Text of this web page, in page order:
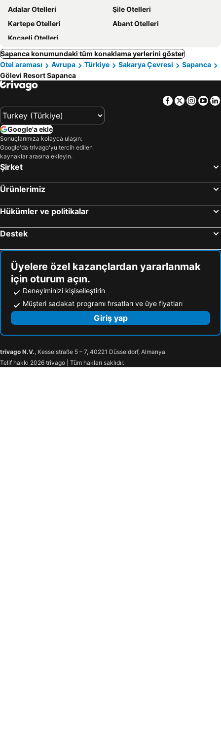
Adalar Otelleri
Şile Otelleri
Kartepe Otelleri
Abant Otelleri
Kocaeli Otelleri
Sapanca konumundaki tüm konaklama yerlerini göster
Otel araması
Avrupa Türkiye Sakarya Çevresi
Sapanca
Gölevi Resort Sapanca
Facebook
Twitter
Google'a ekle
Sonuçlarımıza kolayca ulaşın:
Google'da trivago'yu tercih edilen
kaynaklar arasına ekleyin.
Şirket
Ürünlerimiz
Hükümler ve politikalar
Destek
Üyelere özel kazançlardan yararlanmak
için oturum açın.
Deneyiminizi kişiselleştirin
Müşteri sadakat programı fırsatları ve üye fiyatları
Giriş yap
trivago N.V., Kesselstraße 5 – 7, 40221 Düsseldorf, Almanya
Telif hakkı 2026 trivago | Tüm hakları saklıdır.